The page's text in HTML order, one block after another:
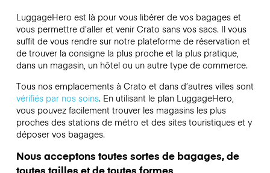
LuggageHero est là pour vous libérer de vos bagages et
vous permettre d’aller et venir Crato sans vos sacs. Il vous
suffit de vous rendre sur notre plateforme de réservation et
de trouver la consigne la plus proche et la plus pratique,
dans un magasin, un hôtel ou un autre type de commerce.
Tous nos emplacements à Crato et dans d’autres villes sont
vérifiés par nos soins. En utilisant le plan LuggageHero,
vous pouvez facilement trouver les magasins les plus
proches des stations de métro et des sites touristiques et y
déposer vos bagages.
Nous acceptons toutes sortes de bagages, de
toutes tailles et de toutes formes